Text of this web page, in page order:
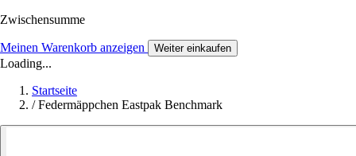
Zwischensumme
Meinen Warenkorb anzeigen Weiter einkaufen
Loading...
Startseite
/ Federmäppchen Eastpak Benchmark